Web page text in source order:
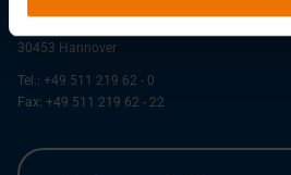
30453 Hannover
Tel.: +49 511 219 62 - 0
Fax: +49 511 219 62 - 22